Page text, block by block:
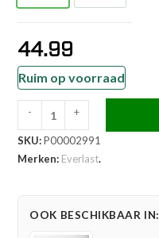
44.99
Ruim op voorraad
Everlast
Scheenbeschermer
-
- +
SKU:P00002991
Merken: Everlast.
OOK BESCHIKBAAR IN: